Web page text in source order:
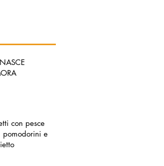
con pesce
pomodorini e